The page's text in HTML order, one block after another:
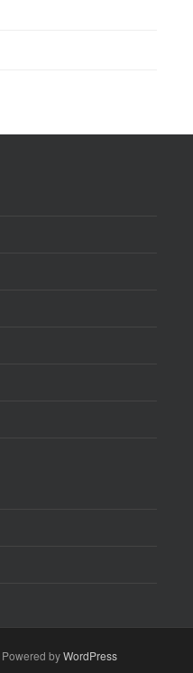
Powered byWordPress